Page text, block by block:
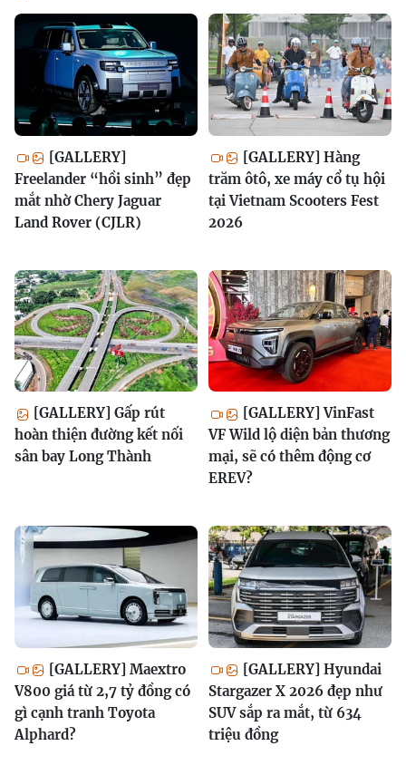
[GALLERY]
Freelander “hồi sinh” đẹp
mắt nhờ Chery Jaguar
Land Rover (CJLR)
[GALLERY] Hàng
trăm ôtô, xe máy cổ tụ hội
tại Vietnam Scooters Fest
2026
[GALLERY] Gấp rút
hoàn thiện đường kết nối
sân bay Long Thành
[GALLERY] VinFast
VF Wild lộ diện bản thương
mại, sẽ có thêm động cơ
EREV?
[GALLERY] Maextro
V800 giá từ 2,7 tỷ đồng có
gì cạnh tranh Toyota
Alphard?
[GALLERY] Hyundai
Stargazer X 2026 đẹp như
SUV sắp ra mắt, từ 634
triệu đồng